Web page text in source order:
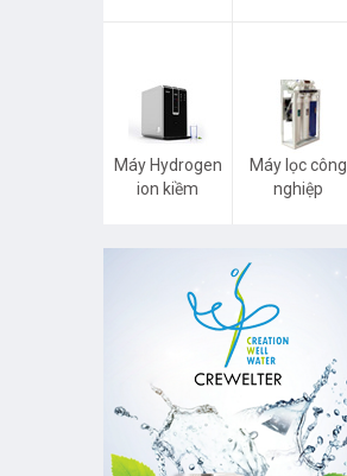
Máy Hydrogen
ion kiềm
Máy lọc công
nghiệp